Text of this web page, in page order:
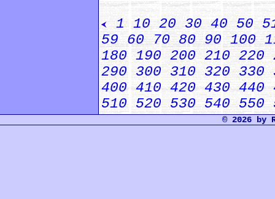
1 10 20 30 40 50
59 60 70 80 90 100
180 190 200 210 220
290 300 310 320 330
400 410 420 430 440
510 520 530 540 550
© 2026 by